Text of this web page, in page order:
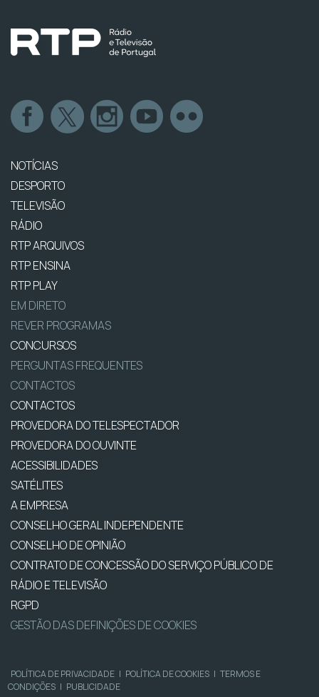
NOTÍCIAS
DESPORTO
TELEVISÃO
RÁDIO
RTP ARQUIVOS
RTP ENSINA
RTP PLAY
EM DIRETO
REVER PROGRAMAS
CONCURSOS
PERGUNTAS FREQUENTES
CONTACTOS
CONTACTOS
PROVEDORA DO TELESPECTADOR
PROVEDORA DO OUVINTE
ACESSIBILIDADES
SATÉLITES
A EMPRESA
CONSELHO GERAL INDEPENDENTE
CONSELHO DE OPINIÃO
CONTRATO DE CONCESSÃO DO SERVIÇO PÚBLICO DE
RÁDIO E TELEVISÃO
RGPD
GESTÃO DAS DEFINIÇÕES DE COOKIES
POLÍTICA DE PRIVACIDADE | POLÍTICA DE COOKIES | TERMOS E
CONDIÇÕES | PUBLICIDADE